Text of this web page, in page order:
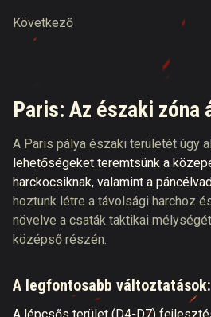
Következő
Paris: Az északi zóna
A Paris pálya északi területét úgy
lehetőségeket teremtsünk a
harckocsiknak, valamint a
hoztunk létre a távolsági harchoz
növelve a csaták taktikai
középső részén.
A legfontosabb változtatások: